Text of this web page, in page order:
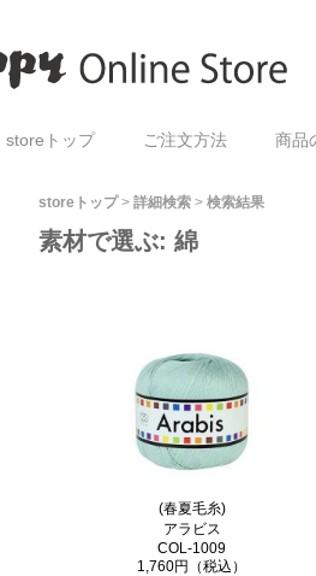
storeトップ ご注文方法 商品
storeトップ> 詳細検索 > 検索結果
素材で選ぶ: 綿
(春夏毛糸)
アラビス
COL-1009
1,760円（税込）